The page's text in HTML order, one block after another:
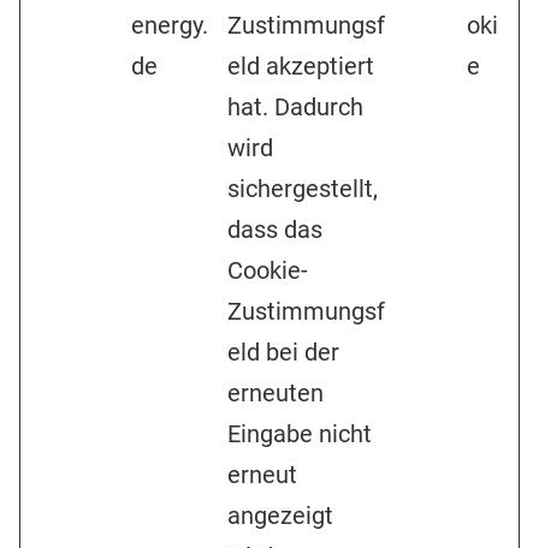
energy.
de
Zustimmungsf
eld akzeptiert
hat. Dadurch
wird
sichergestellt,
dass das
Cookie-
Zustimmungsf
eld bei der
erneuten
Eingabe nicht
erneut
angezeigt
oki
e